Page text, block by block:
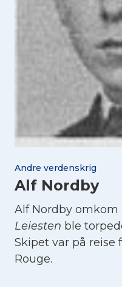
Andre verdenskrig
Alf Nordby
Alf Nordby omkom
Leiesten ble
Skipet var på reise
Rouge.